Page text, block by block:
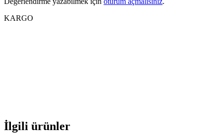
KARGO
İlgili ürünler